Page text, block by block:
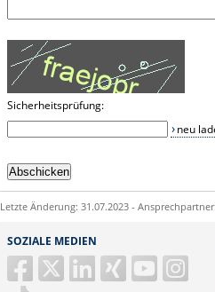
Sicherheitsprüfung:
neu
Letzte Änderung: 31.07.2023 - Ansprechpartner:
SOZIALE MEDIEN